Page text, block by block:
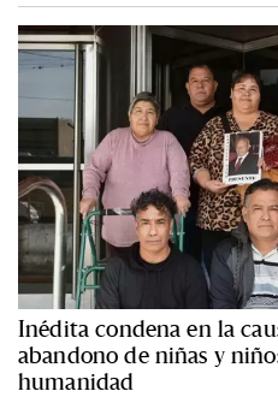
Inédita condena en la
abandono de niñas y
humanidad